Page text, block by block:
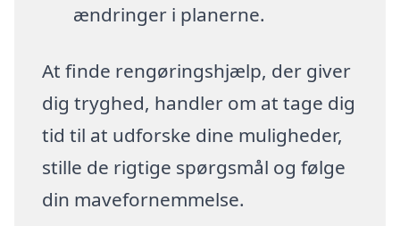
ændringer i planerne.
At finde rengøringshjælp, der giver
dig tryghed, handler om at tage dig
tid til at udforske dine muligheder,
stille de rigtige spørgsmål og følge
din mavefornemmelse.